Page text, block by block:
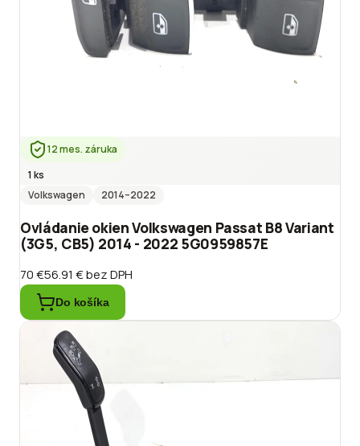
12 mes. záruka
1 ks
Volkswagen
2014–2022
Ovládanie okien Volkswagen Passat B8 Variant
(3G5, CB5) 2014 - 2022 5G0959857E
70 €56.91 €bez DPH
Do košíka